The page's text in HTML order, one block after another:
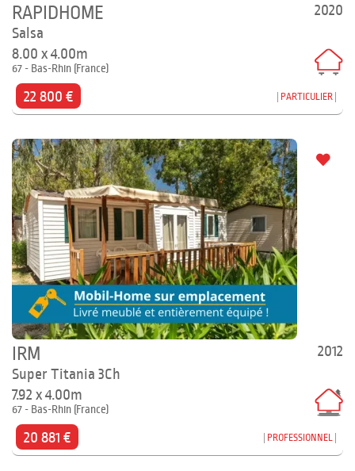
2020
RAPIDHOME
Salsa
8.00 x 4.00m
67 - Bas-Rhin (France)
22 800 € PARTICULIER
2012
IRM
Super Titania 3Ch
7.92 x 4.00m
67 - Bas-Rhin (France)
20 881 € PROFESSIONNEL